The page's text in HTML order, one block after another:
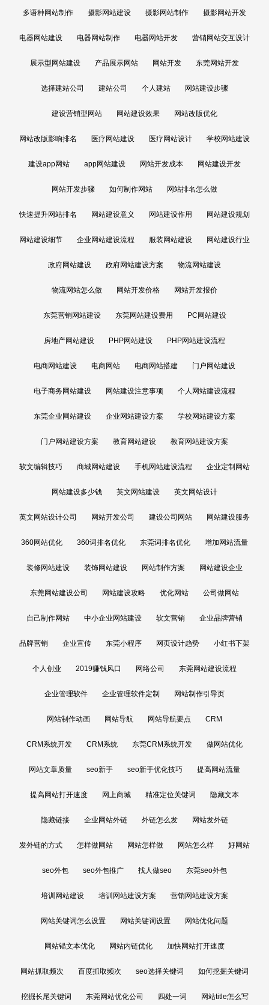
多语种网站制作 摄影网站建设 摄影网站制作 摄影网站开发
电器网站建设 电器网站制作 电器网站开发 营销网站交互设计
展示型网站建设 产品展示网站 网站开发 东莞网站开发
选择建站公司 建站公司 个人建站 网站建设步骤
建设营销型网站 网站建设效果 网站改版优化
网站改版影响排名 医疗网站建设 医疗网站设计 学校网站建设
建设app网站 app网站建设 网站开发成本 网站建设开发
网站开发步骤 如何制作网站 网站排名怎么做
快速提升网站排名 网站建设意义 网站建设作用 网站建设规划
网站建设细节 企业网站建设流程 服装网站建设 网站建设行业
政府网站建设 政府网站建设方案 物流网站建设
物流网站怎么做 网站开发价格 网站开发报价
东莞营销网站建设 东莞网站建设费用 PC网站建设
房地产网站建设 PHP网站建设 PHP网站建设流程
电商网站建设 电商网站 电商网站搭建 门户网站建设
电子商务网站建设 网站建设注意事项 个人网站建设流程
东莞企业网站建设 企业网站建设方案 学校网站建设方案
门户网站建设方案 教育网站建设 教育网站建设方案
软文编辑技巧 商城网站建设 手机网站建设流程 企业定制网站
网站建设多少钱 英文网站建设 英文网站设计
英文网站设计公司 网站开发公司 建设公司网站 网站建设服务
360网站优化 360词排名优化 东莞词排名优化 增加网站流量
装修网站建设 装饰网站建设 网站制作方案 网站建设企业
东莞网站建设公司 网站建设攻略 优化网站 公司做网站
自己制作网站 中小企业网站建设 软文营销 企业品牌营销
品牌营销 企业宣传 东莞小程序 网页设计趋势 小红书下架
个人创业 2019赚钱风口 网络公司 东莞网站建设流程
企业管理软件 企业管理软件定制 网站制作引导页
网站制作动画 网站导航 网站导航要点 CRM
CRM系统开发 CRM系统 东莞CRM系统开发 做网站优化
网站文章质量 seo新手 seo新手优化技巧 提高网站流量
提高网站打开速度 网上商城 精准定位关键词 隐藏文本
隐藏链接 企业网站外链 外链怎么发 网站发外链
发外链的方式 怎样做网站 网站怎样做 网站怎么样 好网站
seo外包 seo外包推广 找人做seo 东莞seo外包
培训网站建设 培训网站建设方案 营销网站建设方案
网站关键词怎么设置 网站关键词设置 网站优化问题
网站锚文本优化 网站内链优化 加快网站打开速度
网站抓取频次 百度抓取频次 seo选择关键词 如何挖掘关键词
挖掘长尾关键词 东莞网站优化公司 四处一词 网站title怎么写
Are you ready?